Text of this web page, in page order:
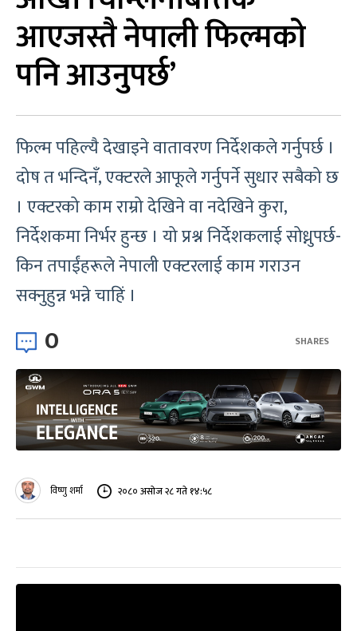
आएजस्तै नेपाली फिल्मको
पनि आउनुपर्छ’
फिल्म पहिल्यै देखाइने वातावरण निर्देशकले गर्नुपर्छ ।
दोष त भन्दिनँ, एक्टरले आफूले गर्नुपर्ने सुधार सबैको छ
। एक्टरको काम राम्रो देखिने वा नदेखिने कुरा,
निर्देशकमा निर्भर हुन्छ । यो प्रश्न निर्देशकलाई सोध्नुपर्छ-
किन तपाईंहरूले नेपाली एक्टरलाई काम गराउन
सक्नुहुन्न भन्ने चाहिं ।
0 SHARES
विष्णु शर्मा २०८० असोज २८ गते १४:५८